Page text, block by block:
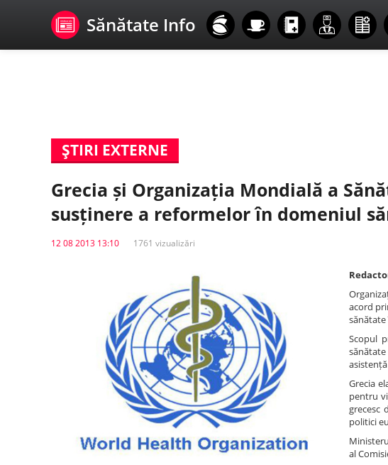
Sănătate Info
ŞTIRI EXTERNE
Grecia și Organizația Mondială a
susținere a reformelor în domeniul
12 08 2013 13:10 1761 vizualizări
acord
Scopul
Grecia
pentru
grecesc
politici
al